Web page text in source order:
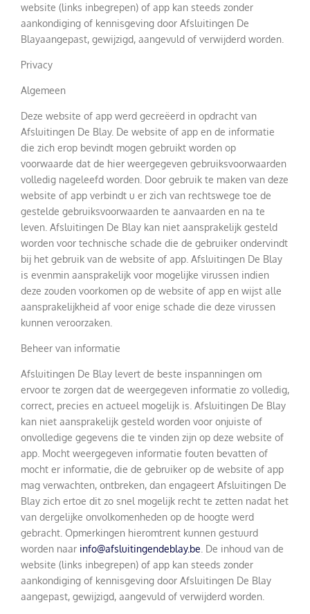
website (links inbegrepen) of app kan steeds zonder
aankondiging of kennisgeving door Afsluitingen De
Blayaangepast, gewijzigd, aangevuld of verwijderd worden.
Privacy
Algemeen
Deze website of app werd gecreëerd in opdracht van
Afsluitingen De Blay. De website of app en de informatie
die zich erop bevindt mogen gebruikt worden op
voorwaarde dat de hier weergegeven gebruiksvoorwaarden
volledig nageleefd worden. Door gebruik te maken van deze
website of app verbindt u er zich van rechtswege toe de
gestelde gebruiksvoorwaarden te aanvaarden en na te
leven. Afsluitingen De Blay kan niet aansprakelijk gesteld
worden voor technische schade die de gebruiker ondervindt
bij het gebruik van de website of app. Afsluitingen De Blay
is evenmin aansprakelijk voor mogelijke virussen indien
deze zouden voorkomen op de website of app en wijst alle
aansprakelijkheid af voor enige schade die deze virussen
kunnen veroorzaken.
Beheer van informatie
Afsluitingen De Blay levert de beste inspanningen om
ervoor te zorgen dat de weergegeven informatie zo volledig,
correct, precies en actueel mogelijk is. Afsluitingen De Blay
kan niet aansprakelijk gesteld worden voor onjuiste of
onvolledige gegevens die te vinden zijn op deze website of
app. Mocht weergegeven informatie fouten bevatten of
mocht er informatie, die de gebruiker op de website of app
mag verwachten, ontbreken, dan engageert Afsluitingen De
Blay zich ertoe dit zo snel mogelijk recht te zetten nadat het
van dergelijke onvolkomenheden op de hoogte werd
gebracht. Opmerkingen hieromtrent kunnen gestuurd
worden naar info@afsluitingendeblay.be . De inhoud van de
website (links inbegrepen) of app kan steeds zonder
aankondiging of kennisgeving door Afsluitingen De Blay
aangepast, gewijzigd, aangevuld of verwijderd worden.